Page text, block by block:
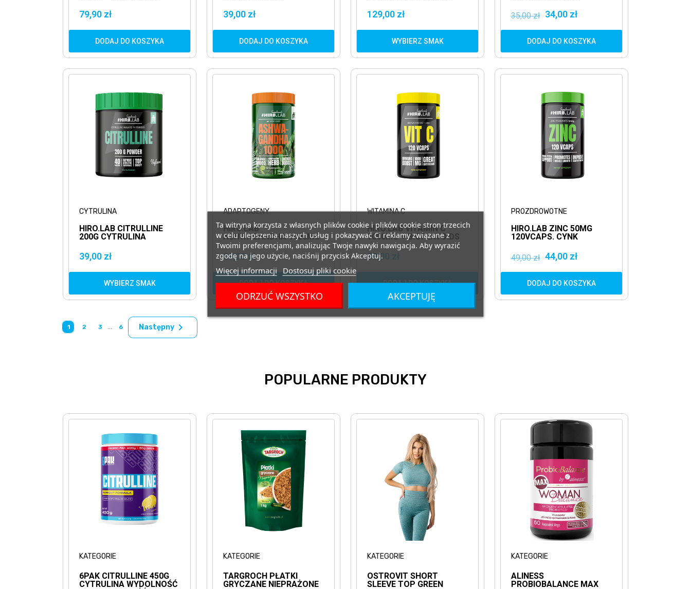
KREATYNA
79,90 zł
DODAJ DO KOSZYKA
39,00 zł
DODAJ DO KOSZYKA
129,00 zł
WYBIERZ SMAK
35,00 zł 34,00 zł
DODAJ DO KOSZYKA
CYTRULINA
HIRO.LAB CITRULLINE
200G CYTRULINA
39,00 zł
WYBIERZ SMAK
ADAPTOGENY
HIRO.LAB
ASHWAGANDHA 1000MG
- 90VCAPS.
ASHWAGANDHA WITANIA
OSPAŁA
69,00 zł
DODAJ DO KOSZYKA
WITAMINA C
HIRO.LAB VITAMIN C
1000MG + BIOFLAVOIDS
120VCAPS WITAMINA C +
BIOFLAWONOIDY
39,00 zł
DODAJ DO KOSZYKA
PROZDROWOTNE
HIRO.LAB ZINC 50MG
120VCAPS. CYNK
49,00 zł 44,00 zł
DODAJ DO KOSZYKA
1 2 3 … 6 Następny 
POPULARNE PRODUKTY
KATEGORIE
6PAK CITRULLINE 450G
CYTRULINA WYDOLNOŚĆ
KATEGORIE
TARGROCH PŁATKI
GRYCZANE NIEPRAŻONE
KATEGORIE
OSTROVIT SHORT
SLEEVE TOP GREEN
KATEGORIE
ALINESS
PROBIOBALANCE MAX
Ta witryna korzysta z własnych plików cookie i plików cookie stron trzecich
w celu ulepszenia naszych usług i pokazywać Ci reklamy związane z
Twoimi preferencjami, analizując Twoje nawyki nawigacja. Aby wyrazić
zgodę na jego użycie, naciśnij przycisk Akceptuj.
Więcej informacji Dostosuj pliki cookie
ODRZUĆ WSZYSTKO AKCEPTUJĘ